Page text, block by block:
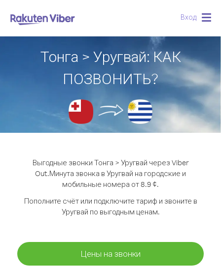
Вход
Тонга > Уругвай: КАК
ПОЗВОНИТЬ?
Выгодные звонки Тонга > Уругвай через Viber
Out.Минута звонка в Уругвай на городские и
мобильные номера от 8.9 ¢.
Пополните счёт или подключите тариф и звоните в
Уругвай по выгодным ценам.
Цены на звонки